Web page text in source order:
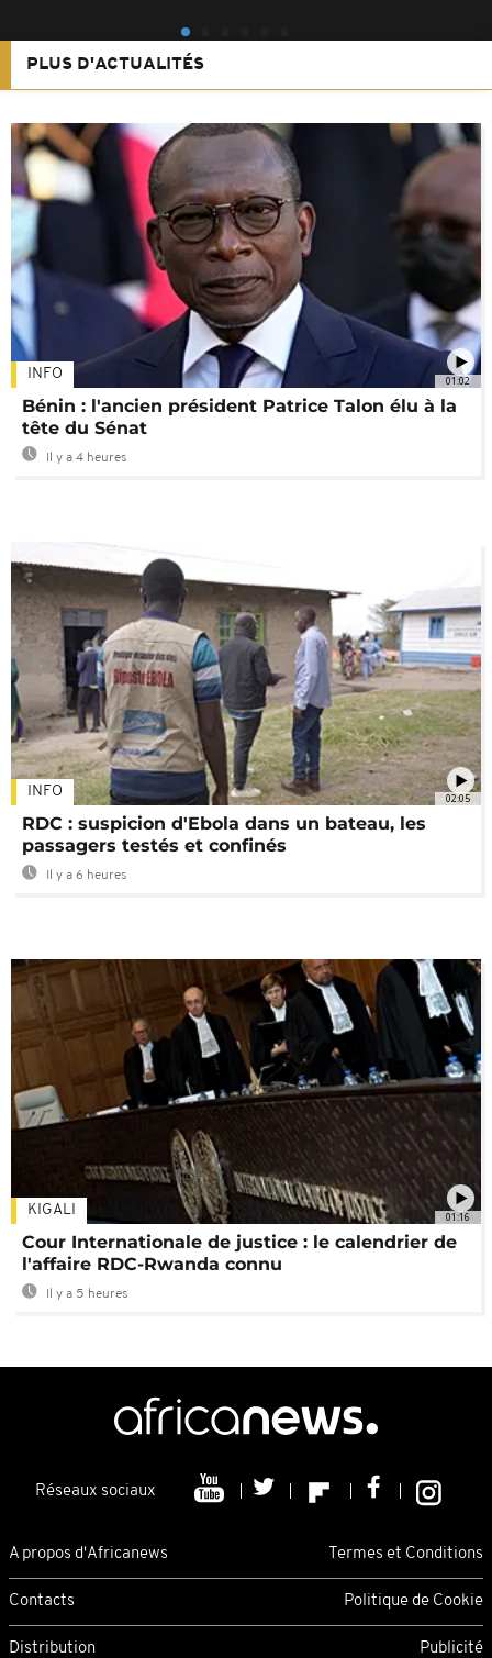
PLUS D'ACTUALITÉS
01:02
INFO
Bénin : l'ancien président Patrice Talon élu à la
tête du Sénat
Il y a 4 heures
02:05
INFO
RDC : suspicion d'Ebola dans un bateau, les
passagers testés et confinés
Il y a 6 heures
01:16
KIGALI
Cour Internationale de justice : le calendrier de
l'affaire RDC-Rwanda connu
Il y a 5 heures
Réseaux sociaux
A propos d'Africanews Termes et Conditions
Contacts Politique de Cookie
Distribution Publicité